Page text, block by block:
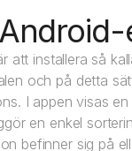
att installera så
och på detta
I appen visas
en enkel
befinner sig på